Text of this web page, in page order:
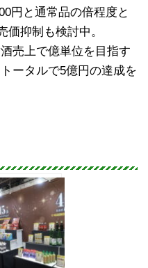
円と通常品の倍程度と
価抑制も検討中。
売上で億単位を目指す
ータルで5億円の達成を